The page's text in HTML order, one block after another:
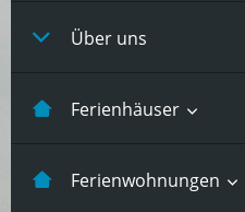
Über uns
Ferienhäuser
Kastanienhuus -5 Pers
Ferienwohnungen